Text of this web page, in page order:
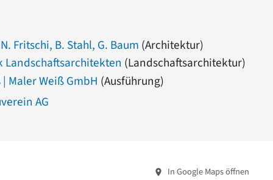
Fritschi, B. Stahl, G. Baum (Architektur)
Landschaftsarchitekten (Landschaftsarchitektur)
Maler Weiß GmbH (Ausführung)
AG
In Google Maps öffnen